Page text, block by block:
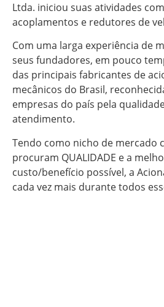
Ltda. iniciou suas atividades
acoplamentos e redutores de
Com uma larga experiência de
seus fundadores, em pouco
das principais fabricantes de
mecânicos do Brasil,
empresas do país pela
atendimento.
Tendo como nicho de mercado
procuram QUALIDADE e a
custo/benefício possível, a
cada vez mais durante todos